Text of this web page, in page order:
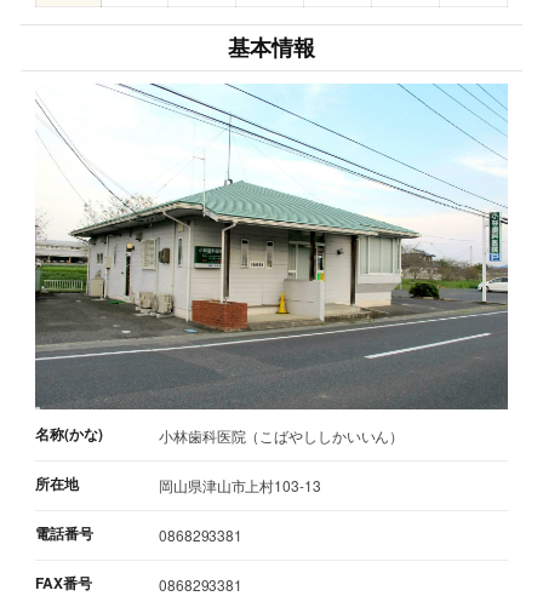
基本情報
名称(かな) 小林歯科医院（こばやししかいいん）
所在地 岡山県津山市上村103-13
電話番号 0868293381
FAX番号 0868293381